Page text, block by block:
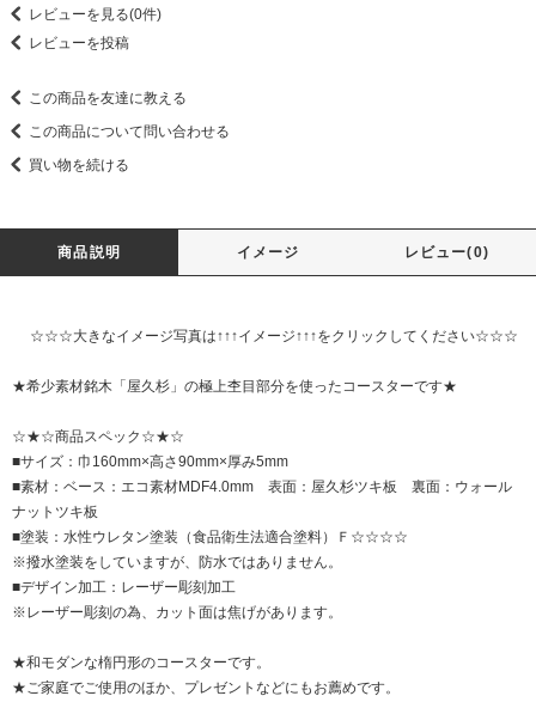
レビューを見る(0件)
レビューを投稿
この商品を友達に教える
この商品について問い合わせる
買い物を続ける
商品説明 イメージ レビュー(0)
☆☆☆大きなイメージ写真は↑↑↑イメージ↑↑↑をクリックしてください☆☆☆
★希少素材銘木「屋久杉」の極上杢目部分を使ったコースターです★
☆★☆商品スペック☆★☆
■サイズ：巾160mm×高さ90mm×厚み5mm
■素材：ベース：エコ素材MDF4.0mm 表面：屋久杉ツキ板 裏面：ウォール
ナットツキ板
■塗装：水性ウレタン塗装（食品衛生法適合塗料）Ｆ☆☆☆☆
※撥水塗装をしていますが、防水ではありません。
■デザイン加工：レーザー彫刻加工
※レーザー彫刻の為、カット面は焦げがあります。
★和モダンな楕円形のコースターです。
★ご家庭でご使用のほか、プレゼントなどにもお薦めです。